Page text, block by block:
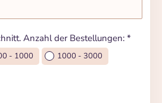
Anzahl der Bestellungen: *
- 1000 1000 - 3000